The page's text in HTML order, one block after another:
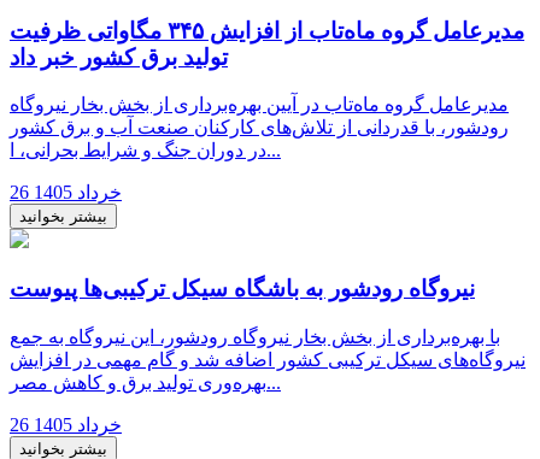
مدیرعامل گروه ماه‌تاب از افزایش ۳۴۵ مگاواتی ظرفیت
تولید برق کشور خبر داد
مدیرعامل گروه ماه‌تاب در آیین بهره‌برداری از بخش بخار نیروگاه
رودشور، با قدردانی از تلاش‌های کارکنان صنعت آب و برق کشور
در دوران جنگ و شرایط بحرانی، ا...
26 خرداد 1405
بیشتر بخوانید
نیروگاه رودشور به باشگاه سیکل ترکیبی‌ها پیوست
با بهره‌برداری از بخش بخار نیروگاه رودشور، این نیروگاه به جمع
نیروگاه‌های سیکل ترکیبی کشور اضافه شد و گام مهمی در افزایش
بهره‌وری تولید برق و کاهش مصر...
26 خرداد 1405
بیشتر بخوانید